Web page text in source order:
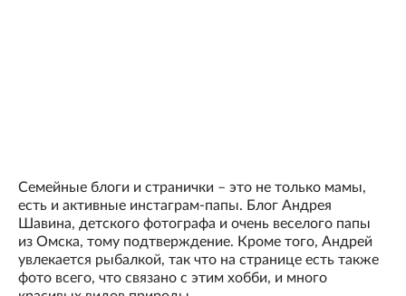
Семейные блоги и странички – это не только мамы,
есть и активные инстаграм-папы. Блог Андрея
Шавина, детского фотографа и очень веселого папы
из Омска, тому подтверждение. Кроме того, Андрей
увлекается рыбалкой, так что на странице есть также
фото всего, что связано с этим хобби, и много